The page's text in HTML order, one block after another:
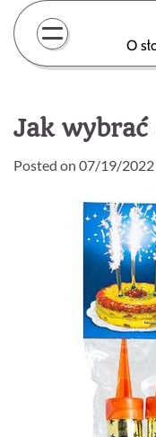
Skip
content
O
Jak
Posted on 07/19/2022